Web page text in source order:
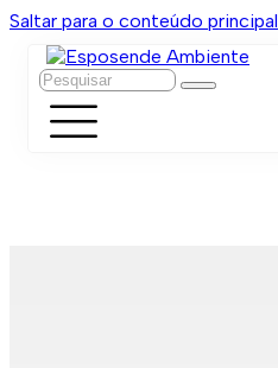
Saltar para o conteúdo principal
Pesquisar